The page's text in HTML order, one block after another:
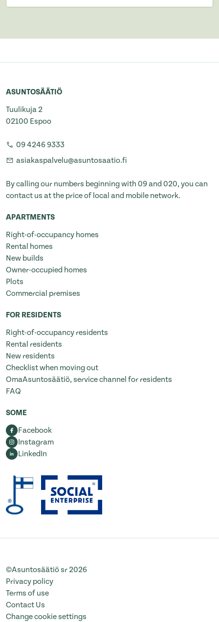
ASUNTOSÄÄTIÖ
Tuulikuja 2
02100 Espoo
09 4246 9333
asiakaspalvelu@asuntosaatio.fi
By calling our numbers beginning with 09 and 020, you can
contact us at the price of local and mobile network.
APARTMENTS
Right-of-occupancy homes
Rental homes
New builds
Owner-occupied homes
Plots
Commercial premises
FOR RESIDENTS
Right-of-occupancy residents
Rental residents
New residents
Checklist when moving out
OmaAsuntosäätiö, service channel for residents
FAQ
SOME
Facebook
Instagram
LinkedIn
©Asuntosäätiö sr 2026
Privacy policy
Terms of use
Contact Us
Change cookie settings